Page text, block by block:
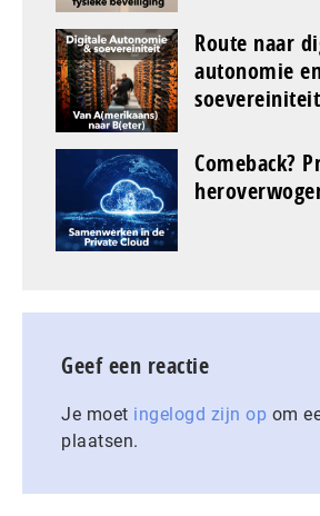
Route naar
autonomie
soevereiniteit
Comeback?
Geef een reactie
Je moet ingelogd zijn op om
plaatsen.